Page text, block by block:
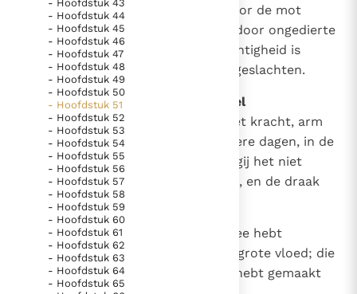
- Hoofdstuk 43
- Hoofdstuk 44
- Hoofdstuk 45
- Hoofdstuk 46
- Hoofdstuk 47
- Hoofdstuk 48
- Hoofdstuk 49
- Hoofdstuk 50
- Hoofdstuk 51
- Hoofdstuk 52
- Hoofdstuk 53
- Hoofdstuk 54
- Hoofdstuk 55
- Hoofdstuk 56
- Hoofdstuk 57
- Hoofdstuk 58
- Hoofdstuk 59
- Hoofdstuk 60
- Hoofdstuk 61
- Hoofdstuk 62
- Hoofdstuk 63
- Hoofdstuk 64
- Hoofdstuk 65
Want zij zijn als een kleed dat door de mot
wordt weggevreten, als wol, die door ongedierte
wordt verteerd; maar mijn gerechtigheid is
eeuwig, mijn heil geldt voor alle geslachten.
Smeekpsalm en verhoringsorakel
Ontwaak, ontwaak, bekleed u met kracht, arm
van Jahwe, ontwaak als in vroegere dagen, in de
tijd van voorbije geslachten; zijt gij het niet
geweest, die Rahab hebt gekliefd, en de draak
hebt doorboord?
Zijt gij het niet geweest, die de zee hebt
drooggelegd, de wateren van de grote vloed; die
van de diepten der zee een weg hebt gemaakt